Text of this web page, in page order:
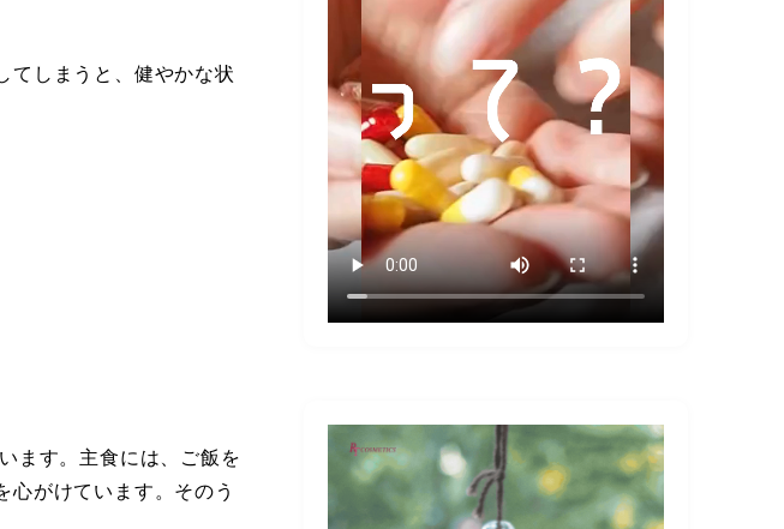
てしまうと、健やかな状
ます。主食には、ご飯を
心がけています。そのう